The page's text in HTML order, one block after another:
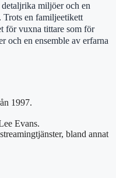
miljöer och en
Trots en familjeetikett
för vuxna tittare som för
och en ensemble av erfarna
1997.
Evans.
bland annat